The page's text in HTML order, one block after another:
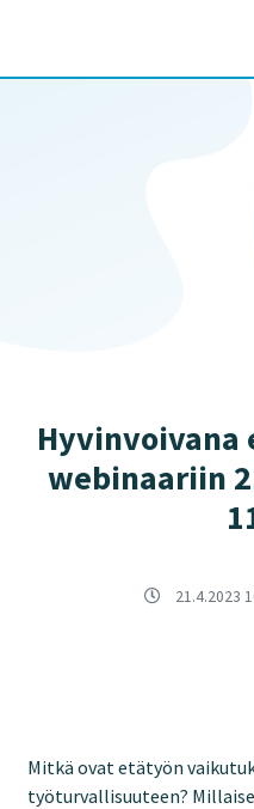
Hyvinvoivana
webinaariin
21.4.2023
Mitkä ovat etätyön
työturvallisuuteen?